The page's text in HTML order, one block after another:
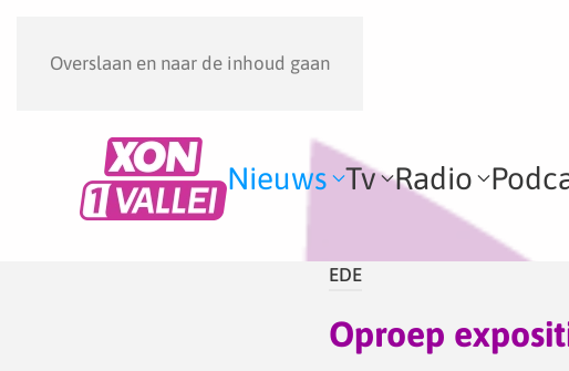
Overslaan en naar de inhoud gaan
Nieuws Tv Radio
EDE
Oproep